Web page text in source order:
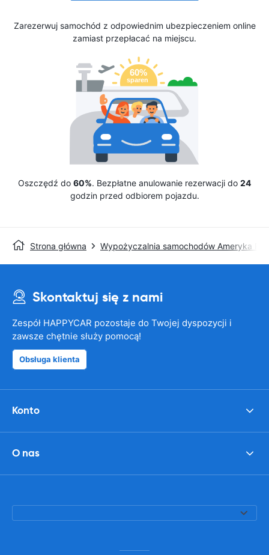
Zarezerwuj samochód z odpowiednim ubezpieczeniem online
zamiast przepłacać na miejscu.
Oszczędź do 60%. Bezpłatne anulowanie rezerwacji do 24
godzin przed odbiorem pojazdu.
Strona główna Wypożyczalnia samochodów Ameryka
Skontaktuj się z nami
Zespół HAPPYCAR pozostaje do Twojej dyspozycji i
zawsze chętnie służy pomocą!
Obsługa klienta
Konto
O nas